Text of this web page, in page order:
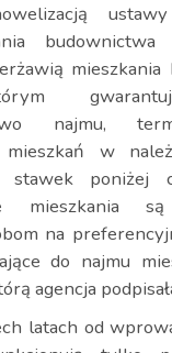
budownictwa
mieszkania
najmu,
mieszkań w
stawek poniżej
mieszkania są
na
do najmu
agencja
latach od